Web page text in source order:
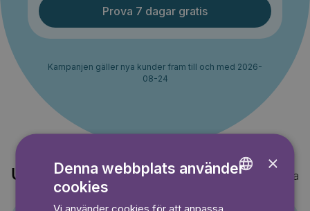
Prova 7 dagar gratis
Kampanjen gäller nya kunder fram till och med 2026-
08-24
Upptäck också Visa alla
×
Denna webbplats använder
cookies
Vi använder cookies för att anpassa